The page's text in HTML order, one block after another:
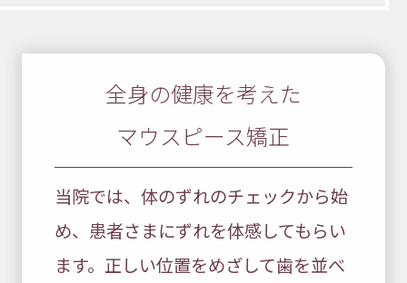
全身の健康を考えた
マウスピース矯正
当院では、体のずれのチェックから始
め、患者さまにずれを体感してもらい
ます。正しい位置をめざして歯を並べ